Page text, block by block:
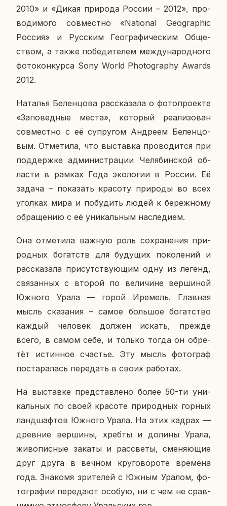
2010» и «Дикая при­ро­да России – 2012», про­
во­ди­мо­го сов­мест­но «National Geographic
Россия» и Рус­ским Гео­гра­фи­че­ским Об­ще­
ством, а также по­бе­ди­те­лем меж­ду­на­род­но­го
фо­то­кон­кур­са Sony World Photography Awards
2012.
На­та­лья Бе­лен­цо­ва рас­ска­за­ла о фо­то­про­ек­те
«За­по­вед­ные места», ко­то­рый ре­а­ли­зо­ван
сов­мест­но с её су­пру­гом Ан­дре­ем Бе­лен­цо­
вым. От­ме­ти­ла, что вы­став­ка про­во­дит­ся при
под­держ­ке ад­ми­ни­стра­ции Че­ля­бин­ской об­
ла­сти в рамках Года эко­ло­гии в России. Её
задача – по­ка­зать кра­со­ту при­ро­ды во всех
угол­ках мира и по­бу­дить людей к бе­реж­но­му
об­ра­ще­нию с её уни­каль­ным на­сле­ди­ем.
Она от­ме­ти­ла важную роль со­хра­не­ния при­
род­ных бо­гатств для бу­ду­щих по­ко­ле­ний и
рас­ска­за­ла при­сут­ству­ю­щим одну из легенд,
свя­зан­ных с второй по ве­ли­чине вер­ши­ной
Южного Урала — горой Ире­мель. Глав­ная
мысль ска­за­ния – самое боль­шое бо­гат­ство
каждый че­ло­век должен искать, прежде
всего, в самом себе, и только тогда он об­ре­
тёт ис­тин­ное сча­стье. Эту мысль фо­то­граф
по­ста­ра­лась пе­ре­дать в своих ра­бо­тах.
На вы­став­ке пред­став­ле­но более 50-ти уни­
каль­ных по своей кра­со­те при­род­ных горных
ланд­шаф­тов Южного Урала. На этих кадрах —
древ­ние вер­ши­ны, хребты и долины Урала,
жи­во­пис­ные закаты и рас­све­ты, сме­ня­ю­щие
друг друга в вечном кру­го­во­ро­те вре­ме­на
года. Зна­ко­мя зри­те­лей с Южным Уралом, фо­
то­гра­фии пе­ре­да­ют особую, ни с чем не срав­